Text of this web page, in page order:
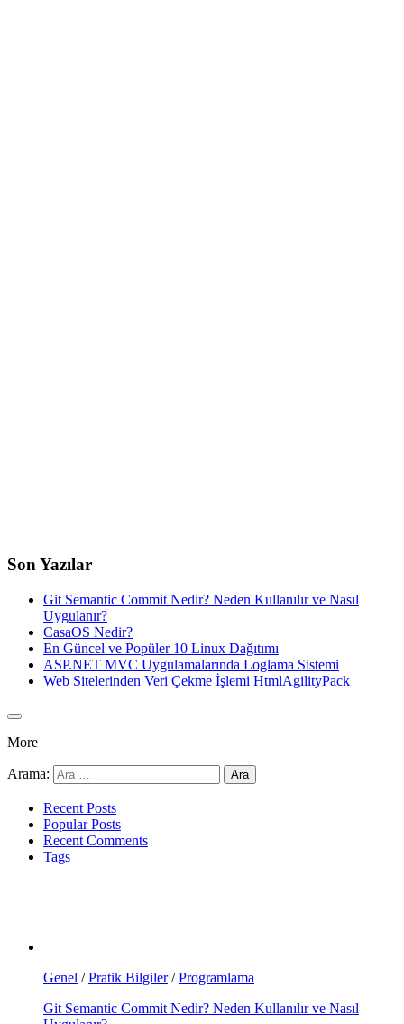
Son Yazılar
Git Semantic Commit Nedir? Neden Kullanılır ve Nasıl
Uygulanır?
CasaOS Nedir?
En Güncel ve Popüler 10 Linux Dağıtımı
ASP.NET MVC Uygulamalarında Loglama Sistemi
Web Sitelerinden Veri Çekme İşlemi HtmlAgilityPack
More
Arama:
Recent Posts
Popular Posts
Recent Comments
Tags
Genel /Pratik Bilgiler/Programlama
Git Semantic Commit Nedir? Neden Kullanılır ve Nasıl